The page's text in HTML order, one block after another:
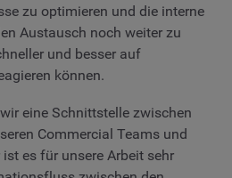
zu optimieren und die interne
Austausch noch weiter zu
und besser auf
können.
eine Schnittstelle zwischen
Commercial Teams und
es für unsere Arbeit sehr